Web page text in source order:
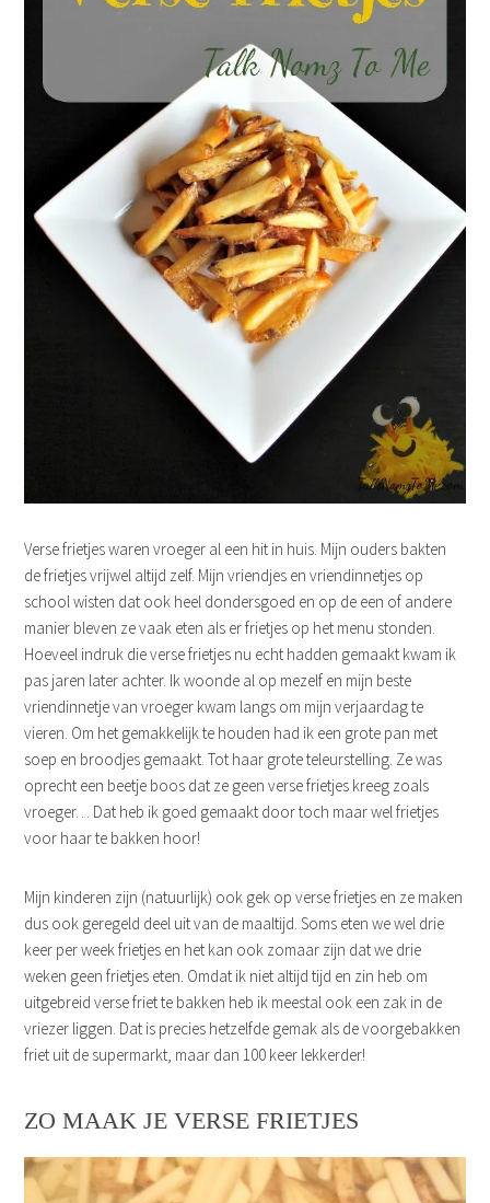
Verse frietjes waren vroeger al een hit in huis. Mijn ouders bakten
de frietjes vrijwel altijd zelf. Mijn vriendjes en vriendinnetjes op
school wisten dat ook heel dondersgoed en op de een of andere
manier bleven ze vaak eten als er frietjes op het menu stonden.
Hoeveel indruk die verse frietjes nu echt hadden gemaakt kwam ik
pas jaren later achter. Ik woonde al op mezelf en mijn beste
vriendinnetje van vroeger kwam langs om mijn verjaardag te
vieren. Om het gemakkelijk te houden had ik een grote pan met
soep en broodjes gemaakt. Tot haar grote teleurstelling. Ze was
oprecht een beetje boos dat ze geen verse frietjes kreeg zoals
vroeger… Dat heb ik goed gemaakt door toch maar wel frietjes
voor haar te bakken hoor!
Mijn kinderen zijn (natuurlijk) ook gek op verse frietjes en ze maken
dus ook geregeld deel uit van de maaltijd. Soms eten we wel drie
keer per week frietjes en het kan ook zomaar zijn dat we drie
weken geen frietjes eten. Omdat ik niet altijd tijd en zin heb om
uitgebreid verse friet te bakken heb ik meestal ook een zak in de
vriezer liggen. Dat is precies hetzelfde gemak als de voorgebakken
friet uit de supermarkt, maar dan 100 keer lekkerder!
ZO MAAK JE VERSE FRIETJES